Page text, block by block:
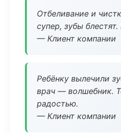
Отбеливание и
супер, зубы
— Клиент компании
Ребёнку вылечили
врач — волшебник.
радостью.
— Клиент компании